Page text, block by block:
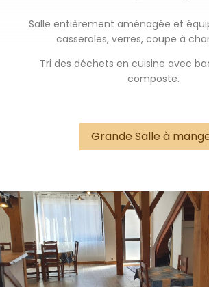
Salle entièrement aménagée et
casseroles, verres, coupe à
Tri des déchets en cuisine avec
composte.
Grande Salle à